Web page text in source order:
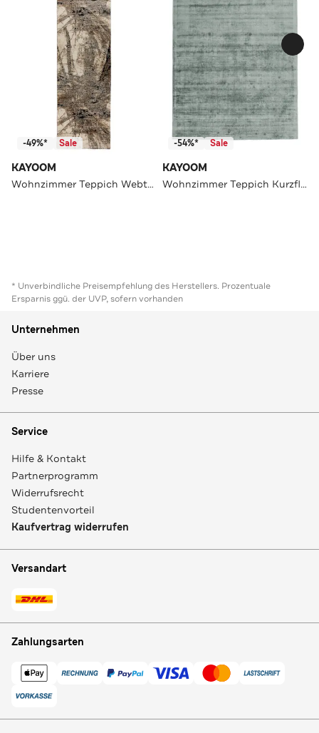
-49%* Sale
KAYOOM
Wohnzimmer Teppich Webteppich Firenze 485
-54%* Sale
KAYOOM
Wohnzimmer Teppich Kurzflorteppich Luxury 110
* Unverbindliche Preisempfehlung des Herstellers. Prozentuale
Ersparnis ggü. der UVP, sofern vorhanden
Unternehmen
Über uns
Karriere
Presse
Service
Hilfe & Kontakt
Partnerprogramm
Widerrufsrecht
Studentenvorteil
Kaufvertrag widerrufen
Versandart
Zahlungsarten